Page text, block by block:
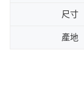
尺寸
產地